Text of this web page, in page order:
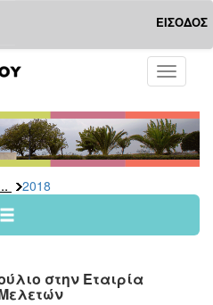
ΕΙΣΟΔΟΣ
Toggle
2018
στην Εταιρία